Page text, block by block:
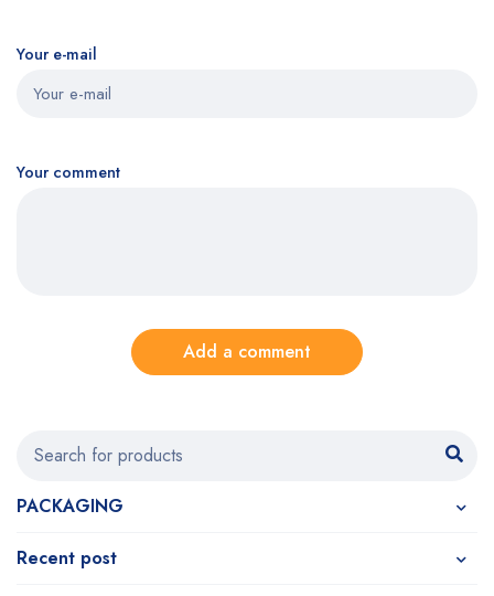
Your e-mail
Your comment
Add a comment
PACKAGING
Recent post